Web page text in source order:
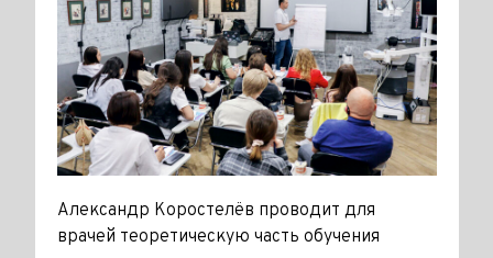
Александр Коростелёв проводит для
врачей теоретическую часть обучения